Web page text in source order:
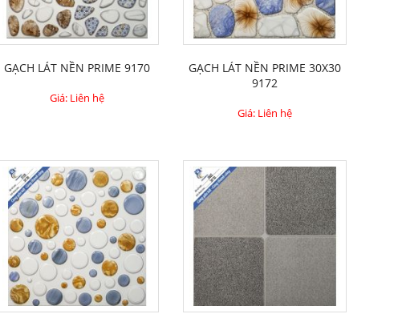
GẠCH LÁT NỀN PRIME 9170
Giá: Liên hệ
GẠCH LÁT NỀN PRIME 30X30
9172
Giá: Liên hệ